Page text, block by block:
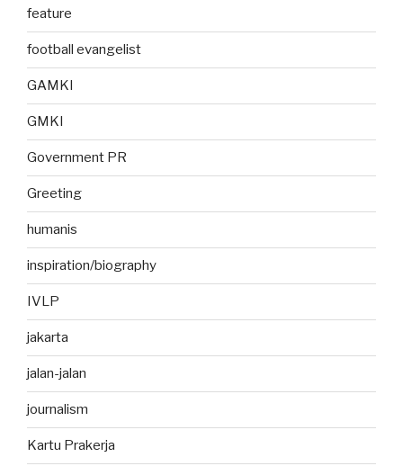
feature
football evangelist
GAMKI
GMKI
Government PR
Greeting
humanis
inspiration/biography
IVLP
jakarta
jalan-jalan
journalism
Kartu Prakerja